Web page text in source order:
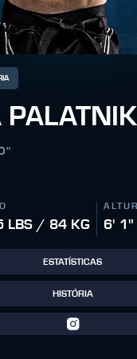
"
LBS / 84 KG 6' 1"
ESTATÍSTICAS
HISTÓRIA